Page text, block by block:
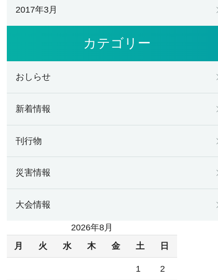
2017年3月
カテゴリー
おしらせ
新着情報
刊行物
災害情報
大会情報
2026年8月
月
火 水 木 金 土 日
1 2